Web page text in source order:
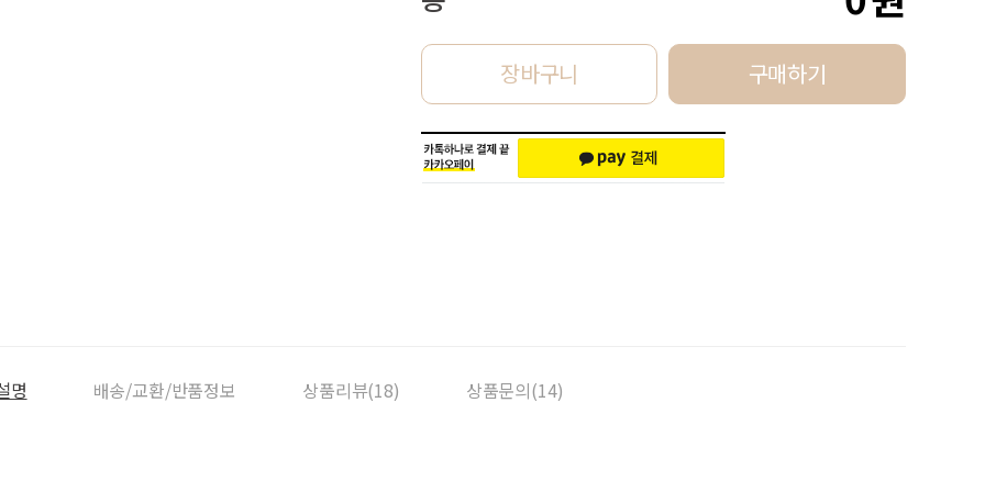
장바구니 구매하기
명 배송/교환/반품정보 상품리뷰(18) 상품문의(14)